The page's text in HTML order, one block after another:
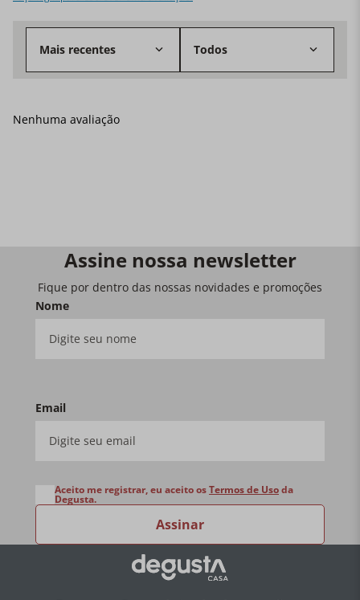
Mais recentes Todos
Nenhuma avaliação
Assine nossa newsletter
Fique por dentro das nossas novidades e promoções
Nome
Email
Assinar
Aceito me registrar, eu aceito osTermos de Usoda
Degusta.